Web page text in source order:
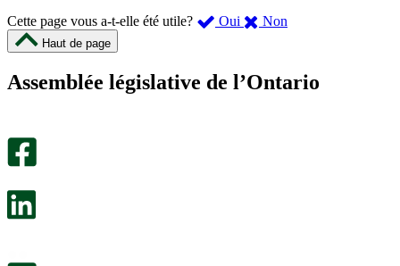
Cette page vous a-t-elle été utile?
Oui ,
été
Non
m’a
Haut de page
Assemblée législative de l’Ontario